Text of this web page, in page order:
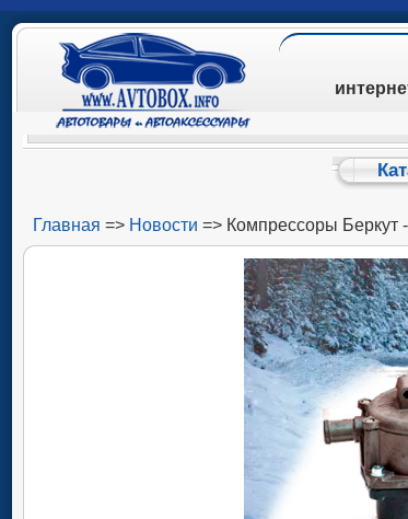
Главная => Новости => Компрессоры Беркут